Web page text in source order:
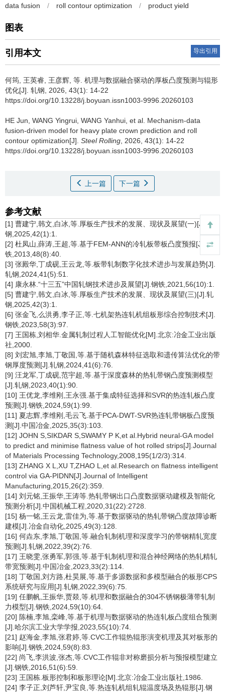
data fusion / roll contour optimization / product yield
图表
引用本文 导出引用
何筠 王英睿 王彦辉 等 机理与数据融合驱动的厚板凸度预测与辊形
优化[J]. 轧钢, 2026, 43(1): 14-22
https://doi.org/10.13228/j.boyuan.issn1003-9996.20260103
HE Jun WANG Yingrui WANG Yanhui et al Mechanism-data
fusion-driven model for heavy plate crown prediction and roll
contour optimization[J]. Steel Rolling , 2026, 43(1): 14-22
https://doi.org/10.13228/j.boyuan.issn1003-9996.20260103
上一篇 下一篇
参考文献
[1] 曹建宁,韩文,白冰,等.厚板生产技术的发展、现状及展望(一)[J].轧
钢,2025,42(1):1.
[2] 杜凤山,薛涛,王超,等.基于FEM-ANN的冷轧板带板凸度预报[J].钢
铁,2013,48(8):40.
[3] 张殿华,丁成砚,王云龙,等.板带轧制数字化技术进步与发展趋势[J].
轧钢,2024,41(5):51.
[4] 康永林.“十三五”中国轧钢技术进步及展望[J].钢铁,2021,56(10):1.
[5] 曹建宁,韩文,白冰,等.厚板生产技术的发展、现状及展望(三)[J].轧
钢,2025,42(3):1.
[6] 张金飞,么洪勇,李子正,等.七机架热连轧机组板形综合控制技术[J].
钢铁,2023,58(3):97.
[7] 王国栋,刘相华.金属轧制过程人工智能优化[M].北京:冶金工业出版
社,2000.
[8] 刘宏旭,李旭,丁敬国,等.基于随机森林特征选取和遗传算法优化的带
钢厚度预测[J].轧钢,2024,41(6):76.
[9] 汪龙军,丁成砚,范宇超,等.基于深度森林的热轧带钢凸度预测模型
[J].轧钢,2023,40(1):90.
[10] 王优龙,李维刚,王永强.基于集成特征选择和SVR的热连轧板凸度
预测[J].钢铁,2024,59(1):99.
[11] 夏志辉,李维刚,毛云飞.基于PCA-DWT-SVR热连轧带钢板凸度预
测[J].中国冶金,2025,35(3):103.
[12] JOHN S,SIKDAR S,SWAMY P K,et al.Hybrid neural-GA model
to predict and minimise flatness value of hot rolled strips[J].Journal
of Materials Processing Technology,2008,195(1/2/3):314.
[13] ZHANG X L,XU T,ZHAO L,et al.Research on flatness intelligent
control via GA-PIDNN[J].Journal of Intelligent
Manufacturing,2015,26(2):359.
[14] 刘元铭,王振华,王涛等.热轧带钢出口凸度数据驱动建模及智能化
预测分析[J].中国机械工程,2020,31(22):2728.
[15] 杨一铭,王云龙,雷佳为,等.基于数据驱动的热轧带钢凸度故障诊断
建模[J].冶金自动化,2025,49(3):128.
[16] 何垚东,李旭,丁敬国,等.融合轧制机理和深度学习的带钢精轧宽度
预测[J].轧钢,2022,39(2):76.
[17] 王晓雯,张勇军,郭强,等.基于轧制机理和混合神经网络的热轧精轧
带宽预测[J].中国冶金,2023,33(2):114.
[18] 丁敬国,刘方路,杜昊展,等.基于多源数据和多模型融合的板形CPS
系统研究与应用[J].轧钢,2022,39(6):75.
[19] 任鹏帆,王振华,贾燚,等.机理和数据融合的304不锈钢极薄带轧制
力模型[J].钢铁,2024,59(10):64.
[20] 陈楠,李旭,栾峰,等.基于机理与数据驱动的热连轧板凸度组合预测
[J].哈尔滨工业大学学报,2023,55(10):74.
[21] 赵海金,李旭,张君婷,等.CVC工作辊热辊形演变机理及其对板形的
影响[J].钢铁,2024,59(8):83.
[22] 尚飞,李洪波,张杰,等.CVC工作辊非对称磨损分析与预报模型建立
[J].钢铁,2016,51(6):59.
[23] 王国栋.板形控制和板形理论[M].北京:冶金工业出版社,1986.
[24] 李子正,刘芦轩,尹宝良,等.热连轧机组轧辊温度场及热辊形[J].钢